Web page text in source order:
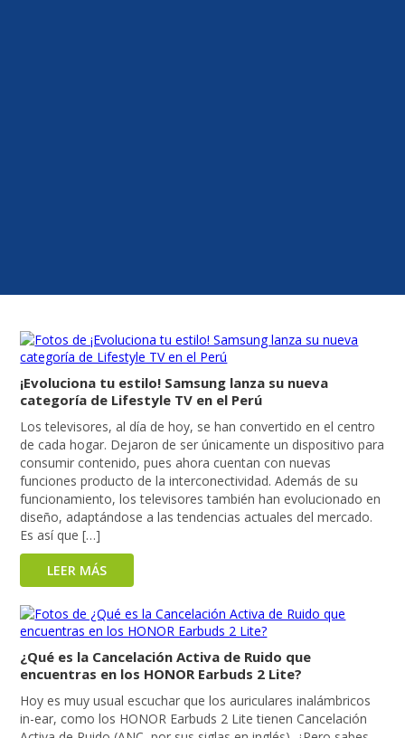
¡Evoluciona tu estilo! Samsung lanza su nueva
categoría de Lifestyle TV en el Perú
Los televisores, al día de hoy, se han convertido en el centro
de cada hogar. Dejaron de ser únicamente un dispositivo para
consumir contenido, pues ahora cuentan con nuevas
funciones producto de la interconectividad. Además de su
funcionamiento, los televisores también han evolucionado en
diseño, adaptándose a las tendencias actuales del mercado.
Es así que […]
LEER MÁS
¿Qué es la Cancelación Activa de Ruido que
encuentras en los HONOR Earbuds 2 Lite?
Hoy es muy usual escuchar que los auriculares inalámbricos
in-ear, como los HONOR Earbuds 2 Lite tienen Cancelación